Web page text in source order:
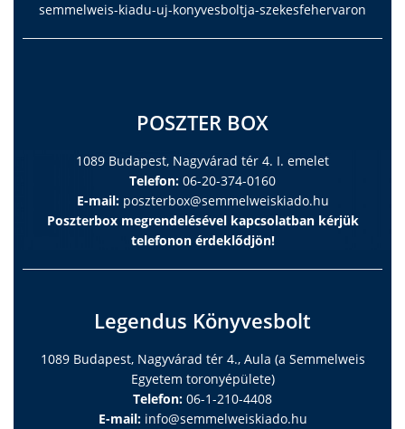
semmelweis-kiadu-uj-konyvesboltja-szekesfehervaron
POSZTER BOX
1089 Budapest, Nagyvárad tér 4. I. emelet
Telefon: 06-20-374-0160
E-mail: poszterbox@semmelweiskiado.hu
Poszterbox megrendelésével kapcsolatban kérjük
telefonon érdeklődjön!
Legendus Könyvesbolt
1089 Budapest, Nagyvárad tér 4., Aula (a Semmelweis
Egyetem toronyépülete)
Telefon: 06-1-210-4408
E-mail: info@semmelweiskiado.hu